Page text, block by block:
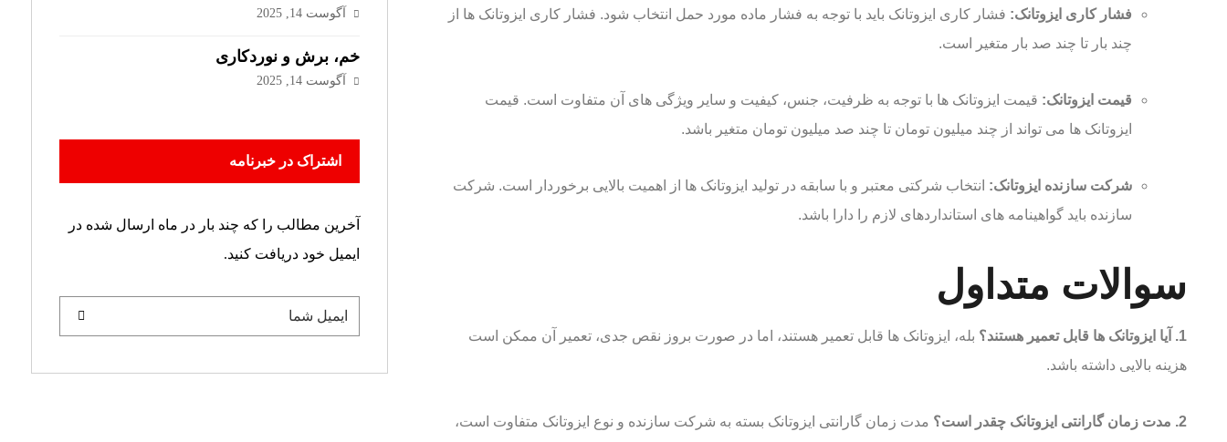
فشار کاری ایزوتانک: فشار کاری ایزوتانک باید با توجه به فشار ماده مورد حمل انتخاب شود. فشار کاری ایزوتانک ها از
چند بار تا چند صد بار متغیر است.
قیمت ایزوتانک: قیمت ایزوتانک ها با توجه به ظرفیت، جنس، کیفیت و سایر ویژگی های آن متفاوت است. قیمت
ایزوتانک ها می تواند از چند میلیون تومان تا چند صد میلیون تومان متغیر باشد.
شرکت سازنده ایزوتانک: انتخاب شرکتی معتبر و با سابقه در تولید ایزوتانک ها از اهمیت بالایی برخوردار است. شرکت
سازنده باید گواهینامه های استانداردهای لازم را دارا باشد.
سوالات متداول
1. آیا ایزوتانک ها قابل تعمیر هستند؟
بله، ایزوتانک ها قابل تعمیر هستند، اما در صورت بروز نقص جدی، تعمیر آن ممکن است
هزینه بالایی داشته باشد.
2. مدت زمان گارانتی ایزوتانک چقدر است؟
مدت زمان گارانتی ایزوتانک بسته به شرکت سازنده و نوع ایزوتانک متفاوت است،
آگوست 14, 2025
خم، برش و نوردکاری
آگوست 14, 2025
اشتراک در خبرنامه
آخرین مطالب را که چند بار در ماه ارسال شده در
ایمیل خود دریافت کنید.